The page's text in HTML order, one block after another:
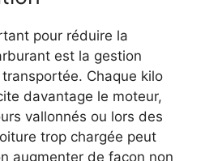
pour réduire la
est la gestion
Chaque kilo
davantage le moteur,
vallonnés ou lors des
trop chargée peut
augmenter de façon non